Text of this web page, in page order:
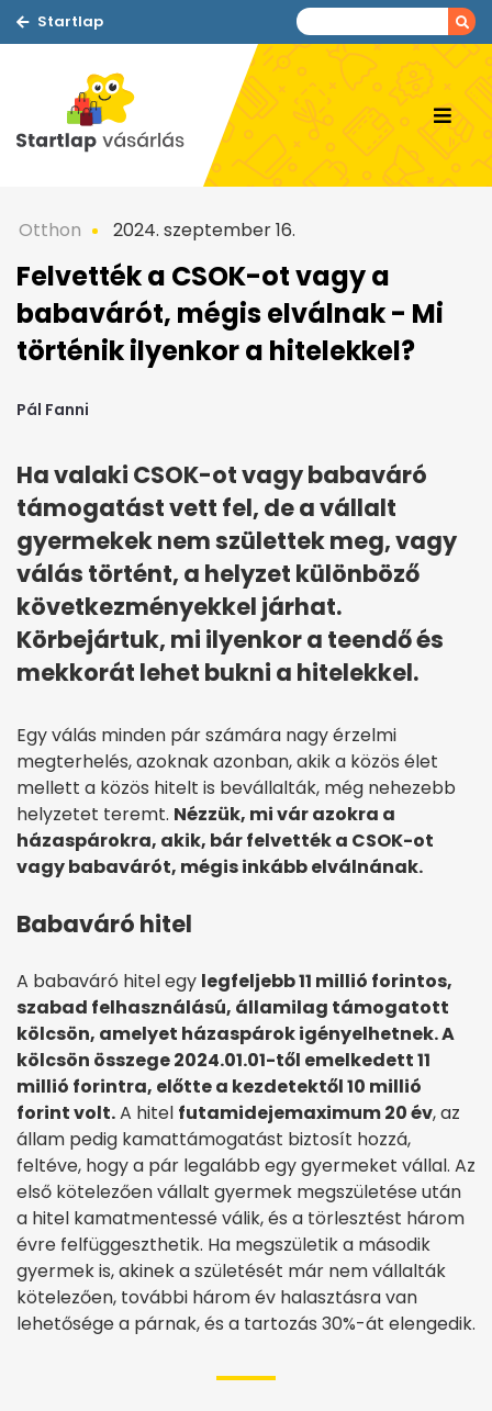
Startlap
Otthon 2024. szeptember 16.
Felvették a CSOK-ot vagy a
babavárót, mégis elválnak - Mi
történik ilyenkor a hitelekkel?
Pál Fanni
Ha valaki CSOK-ot vagy babaváró
támogatást vett fel, de a vállalt
gyermekek nem születtek meg, vagy
válás történt, a helyzet különböző
következményekkel járhat.
Körbejártuk, mi ilyenkor a teendő és
mekkorát lehet bukni a hitelekkel.
Egy válás minden pár számára nagy érzelmi
megterhelés, azoknak azonban, akik a közös élet
mellett a közös hitelt is bevállalták, még nehezebb
helyzetet teremt. Nézzük, mi vár azokra a
házaspárokra, akik, bár felvették a CSOK-ot
vagy babavárót, mégis inkább elválnának.
Babaváró hitel
A babaváró hitel egy legfeljebb 11 millió forintos,
szabad felhasználású, államilag támogatott
kölcsön, amelyet házaspárok igényelhetnek. A
kölcsön összege 2024.01.01-től emelkedett 11
millió forintra, előtte a kezdetektől 10 millió
forint volt.A hitel futamidejemaximum 20 év, az
állam pedig kamattámogatást biztosít hozzá,
feltéve, hogy a pár legalább egy gyermeket vállal. Az
első kötelezően vállalt gyermek megszületése után
a hitel kamatmentessé válik, és a törlesztést három
évre felfüggeszthetik. Ha megszületik a második
gyermek is, akinek a születését már nem vállalták
kötelezően, további három év halasztásra van
lehetősége a párnak, és a tartozás 30%-át elengedik.